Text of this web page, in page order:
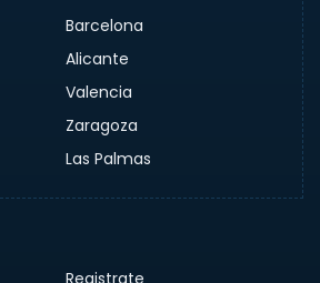
Barcelona
Alicante
Valencia
Zaragoza
Las Palmas
Registrate